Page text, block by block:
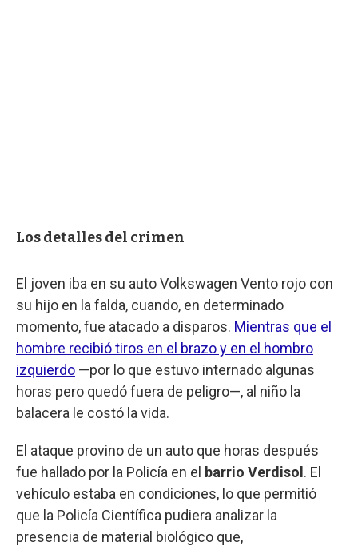
Los detalles del crimen
El joven iba en su auto Volkswagen Vento rojo con
su hijo en la falda, cuando, en determinado
momento, fue atacado a disparos. Mientras que el
hombre recibió tiros en el brazo y en el hombro
izquierdo —por lo que estuvo internado algunas
horas pero quedó fuera de peligro—, al niño la
balacera le costó la vida.
El ataque provino de un auto que horas después
fue hallado por la Policía en el barrio Verdisol. El
vehículo estaba en condiciones, lo que permitió
que la Policía Científica pudiera analizar la
presencia de material biológico que,